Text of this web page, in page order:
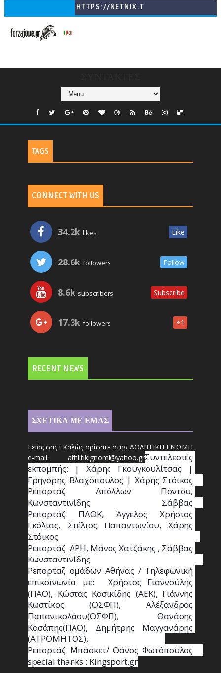
HTTPS://NETNIX.T
TAGS
CONNECT WITH US
34.2k likes Like
28.6k followers Follow
8.6k subscribers Subscribe
17.3k followers +1
RECENT NEWS
ΣΧΕΤΙΚΑ ΜΕ ΕΜΑΣ
Γειάς σας ! Καλώς ορίσατε στην ΑΘΛΗΤΙΚΗ ΓΝΩΜΗ
e-mail: athlitikignomi@yahoo.grΣυντελεστές
εκπομπής: | Χάρης Γκουγκουλίτσας |
Γρηγόρης Βλαχόπουλος | Χάρης Στόικος
Ρεπορτάζ Απόλλων Πόντου,
Κωνσταντινίδης   Σάββας
Ρεπορτάζ ΠΑΟΚ, Άγγελος Χρήστος
Γκόλιας, Στέλιος Παπαντωνίου, Χάρης
Στόικος
Ρεπορτάζ  ΑΡΗ, Μάνος Χατζάκης , Σάββας
Κωνσταντινίδης
Ρεπορταζ ομάδων Αθήνας / Τηλεφωνική
επικοινωνία με:  Χρήστος Γιαννούλης
(ΠΑΟ), Κώστας Κοσικίδης (ΑΕΚ), Γιάννης
Κωστίκος (ΟΣΦΠ), Αλέξανδρος
Παπανικολάου(ΟΣΦΠ), Θανάσης
Κασάπης(ΠΑΟ), Δημήτρης Μαγγανάρης
(ΑΤΡΟΜΗΤΟΣ),
Ρεπορτάζ Μπάσκετ/ Θάνος Φωτόπουλος
special thanks : Κingsport.gr